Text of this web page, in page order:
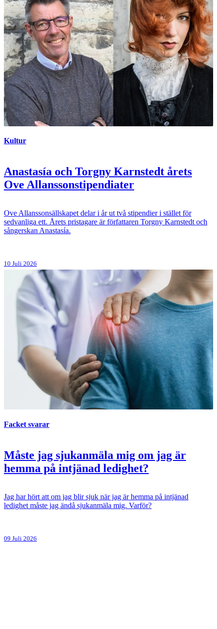
Kultur
Anastasía och Torgny Karnstedt årets
Ove Allanssonstipendiater
Ove Allanssonsällskapet delar i år ut två stipendier i stället för
sedvanliga ett. Årets pristagare är författaren Torgny Karnstedt och
sångerskan Anastasía.
10 Juli 2026
Facket svarar
Måste jag sjukanmäla mig om jag är
hemma på intjänad ledighet?
Jag har hört att om jag blir sjuk när jag är hemma på intjänad
ledighet måste jag ändå sjukanmäla mig. Varför?
09 Juli 2026